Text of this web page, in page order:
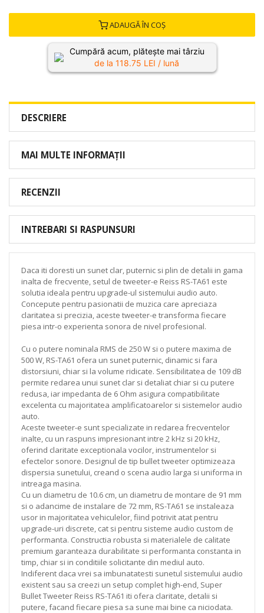
ADAUGĂ ÎN COȘ
Cumpără acum, plătește mai târziu
de la 118.75 LEI / lună
DESCRIERE
MAI MULTE INFORMAȚII
RECENZII
INTREBARI SI RASPUNSURI
Daca iti doresti un sunet clar, puternic si plin de detalii in gama
inalta de frecvente, setul de tweeter-e Reiss RS-TA61 este
solutia ideala pentru upgrade-ul sistemului audio auto.
Concepute pentru pasionatii de muzica care apreciaza
claritatea si precizia, aceste tweeter-e transforma fiecare
piesa intr-o experienta sonora de nivel profesional.
Cu o putere nominala RMS de 250 W si o putere maxima de
500 W, RS-TA61 ofera un sunet puternic, dinamic si fara
distorsiuni, chiar si la volume ridicate. Sensibilitatea de 109 dB
permite redarea unui sunet clar si detaliat chiar si cu putere
redusa, iar impedanta de 6 Ohm asigura compatibilitate
excelenta cu majoritatea amplificatoarelor si sistemelor audio
auto.
Aceste tweeter-e sunt specializate in redarea frecventelor
inalte, cu un raspuns impresionant intre 2 kHz si 20 kHz,
oferind claritate exceptionala vocilor, instrumentelor si
efectelor sonore. Designul de tip bullet tweeter optimizeaza
dispersia sunetului, creand o scena audio larga si uniforma in
intreaga masina.
Cu un diametru de 10.6 cm, un diametru de montare de 91 mm
si o adancime de instalare de 72 mm, RS-TA61 se instaleaza
usor in majoritatea vehiculelor, fiind potrivit atat pentru
upgrade-uri discrete, cat si pentru sisteme audio custom de
performanta. Constructia robusta si materialele de calitate
premium garanteaza durabilitate si performanta constanta in
timp, chiar si in conditiile solicitante din mediul auto.
Indiferent daca vrei sa imbunatatesti sunetul sistemului audio
existent sau sa creezi un setup complet high-end, Super
Bullet Tweeter Reiss RS-TA61 iti ofera claritate, detalii si
putere, facand fiecare piesa sa sune mai bine ca niciodata.